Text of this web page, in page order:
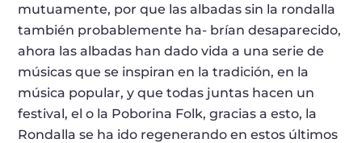
mutuamente, por que las albadas sin la rondalla
también probablemente ha- brían desaparecido,
ahora las albadas han dado vida a una serie de
músicas que se inspiran en la tradición, en la
música popular, y que todas juntas hacen un
festival, el o la Poborina Folk, gracias a esto, la
Rondalla se ha ido regenerando en estos últimos